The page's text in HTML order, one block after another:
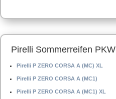
Pirelli Sommerreifen PKW
Pirelli P ZERO CORSA A (MC) XL
Pirelli P ZERO CORSA A (MC1)
Pirelli P ZERO CORSA A (MC1) XL